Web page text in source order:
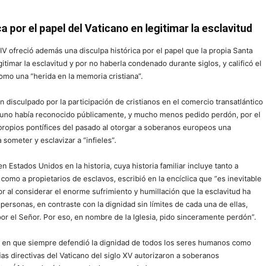
por el papel del Vaticano en legitimar la esclavitud
ofreció además una disculpa histórica por el papel que la propia Santa
la esclavitud y por no haberla condenado durante siglos, y calificó el
una “herida en la memoria cristiana”.
disculpado por la participación de cristianos en el comercio transatlántico
había reconocido públicamente, y mucho menos pedido perdón, por el
pontífices del pasado al otorgar a soberanos europeos una
y esclavizar a “infieles”.
Estados Unidos en la historia, cuya historia familiar incluye tanto a
a propietarios de esclavos, escribió en la encíclica que “es inevitable
al considerar el enorme sufrimiento y humillación que la esclavitud ha
en contraste con la dignidad sin límites de cada una de ellas,
el Señor. Por eso, en nombre de la Iglesia, pido sinceramente perdón”.
en que siempre defendió la dignidad de todos los seres humanos como
directivas del Vaticano del siglo XV autorizaron a soberanos